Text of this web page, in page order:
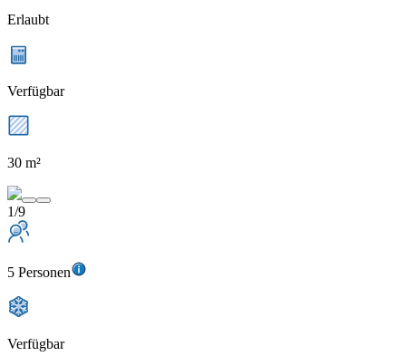
Erlaubt
Verfügbar
30 m²
1/9
5 Personen
Verfügbar